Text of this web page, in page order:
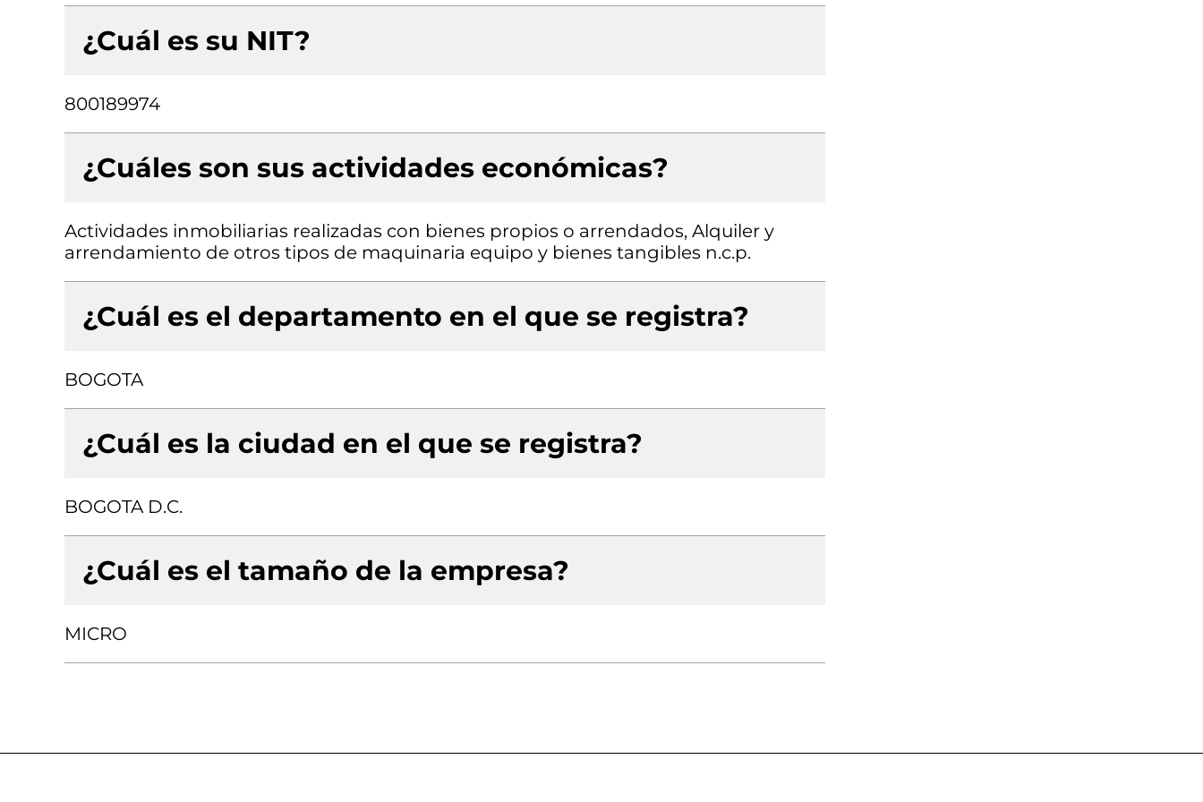
¿Cuál es su NIT?
800189974
¿Cuáles son sus actividades económicas?
Actividades inmobiliarias realizadas con bienes propios o arrendados, Alquiler y
arrendamiento de otros tipos de maquinaria equipo y bienes tangibles n.c.p.
¿Cuál es el departamento en el que se registra?
BOGOTA
¿Cuál es la ciudad en el que se registra?
BOGOTA D.C.
¿Cuál es el tamaño de la empresa?
MICRO